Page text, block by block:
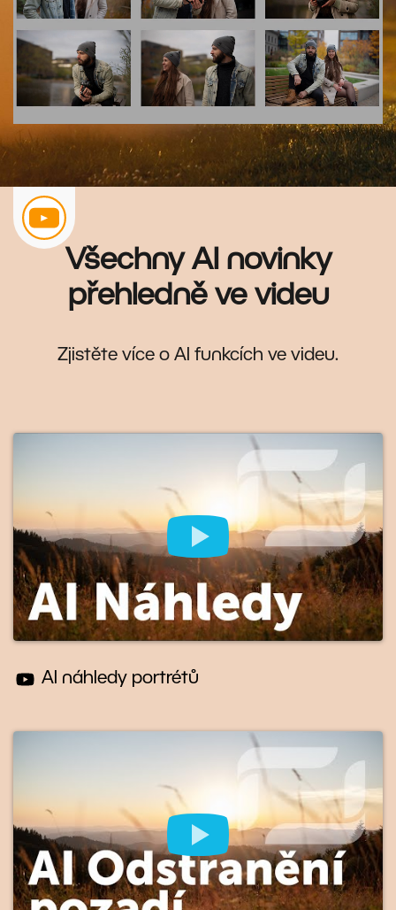
Všechny AI novinky
přehledně ve videu
Zjistěte více o AI funkcích ve videu.
AI náhledy portrétů